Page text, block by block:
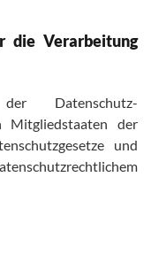
die Verarbeitung
Datenschutz-
Mitgliedstaaten der
und